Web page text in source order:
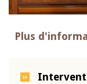
Plus